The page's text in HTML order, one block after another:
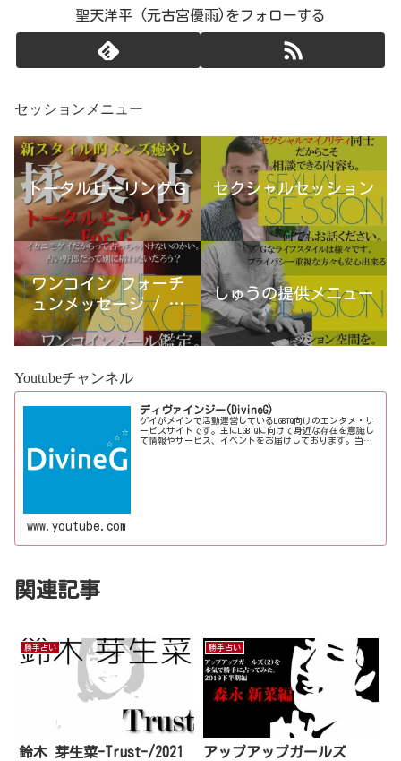
聖天洋平 (元古宮優雨)をフォローする
セッションメニュー
トータルヒーリングＧ セクシャルセッション
ワンコイン フォーチ
ュンメッセージ / 古
宮優雨
しゅうの提供メニュー
Youtubeチャンネル
ディヴァインジー(DivineG)
ゲイがメインで活動運営しているLGBTQ向けのエンタメ・サ
ービスサイトです。主にLGBTQに向けて身近な存在を意識し
て情報やサービス、イベントをお届けしております。当事
www.youtube.com
関連記事
勝手占い
鈴木 芽生菜-Trust-/2021
勝手占い
アップアップガールズ